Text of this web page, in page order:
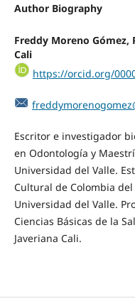
Author Biography
Freddy Moreno Gómez,
Cali
https://orcid.org/
Escritor e investigador
en Odontología y
Universidad del Valle.
Cultural de Colombia
Universidad del Valle.
Ciencias Básicas de la
Javeriana Cali.